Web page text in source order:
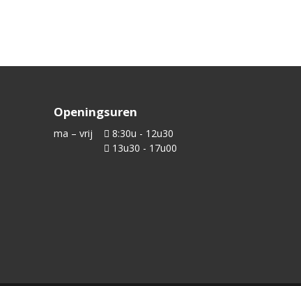
Openingsuren
ma – vrij
8:30u - 12u30
13u30 - 17u00